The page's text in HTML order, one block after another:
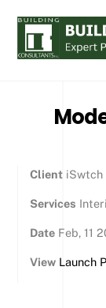
content
ClientiSwtch
Services
DateFeb, 11
View Launch